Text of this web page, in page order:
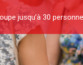
jusqu’à 30